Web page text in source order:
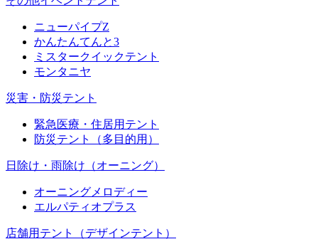
ニューパイプZ
かんたんてんと3
ミスタークイックテント
モンタニヤ
災害・防災テント
緊急医療・住居用テント
防災テント（多目的用）
日除け・雨除け（オーニング）
オーニングメロディー
エルパティオプラス
店舗用テント（デザインテント）